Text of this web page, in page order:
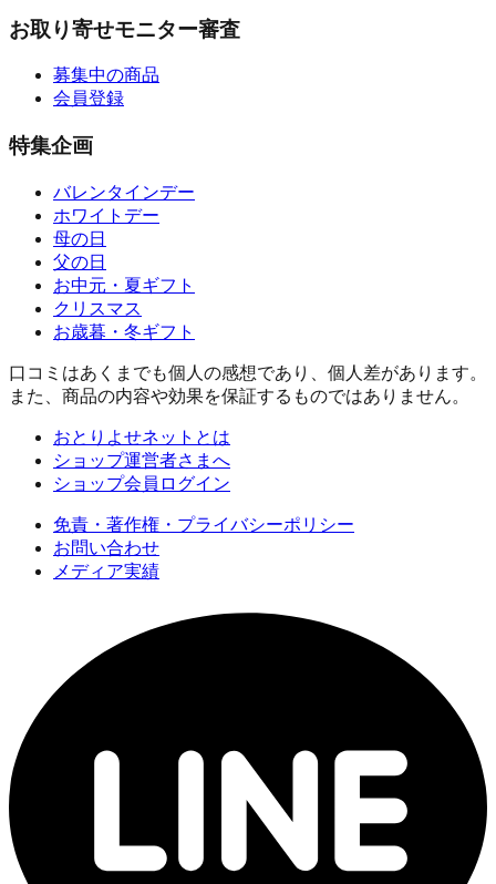
お取り寄せモニター審査
募集中の商品
会員登録
特集企画
バレンタインデー
ホワイトデー
母の日
父の日
お中元・夏ギフト
クリスマス
お歳暮・冬ギフト
口コミはあくまでも個人の感想であり、個人差があります。
また、商品の内容や効果を保証するものではありません。
おとりよせネットとは
ショップ運営者さまへ
ショップ会員ログイン
免責・著作権・プライバシーポリシー
お問い合わせ
メディア実績